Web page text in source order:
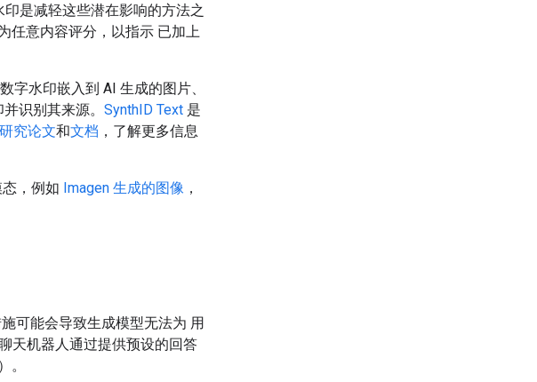
是减轻这些潜在影响的方法之
任意内容评分，以指示 已加上
字水印嵌入到 AI 生成的图片、
识别其来源。 SynthID Text 是
研究论文和文档 ，了解更多信息
，例如 Imagen 生成的图像 ，
可能会导致生成模型无法为 用
天机器人通过提供预设的回答
。